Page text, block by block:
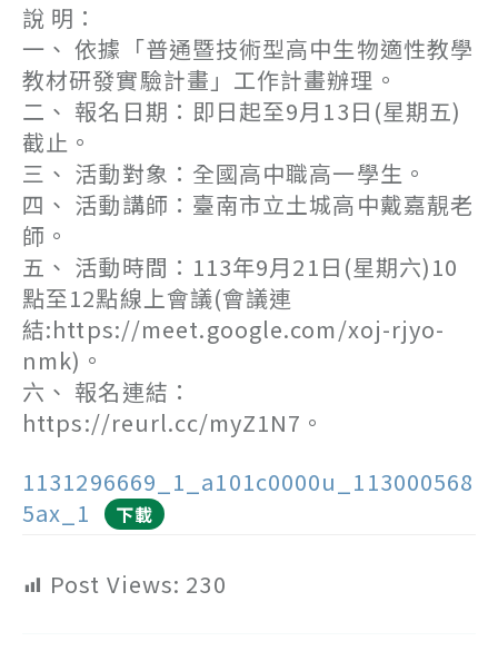
說 明：
一、 依據「普通暨技術型高中生物適性教學
教材研發實驗計畫」工作計畫辦理。
二、 報名日期：即日起至9月13日(星期五)
截止。
三、 活動對象：全國高中職高一學生。
四、 活動講師：臺南市立土城高中戴嘉靚老
師。
五、 活動時間：113年9月21日(星期六)10
點至12點線上會議(會議連
結:https://meet.google.com/xoj-rjyo-
nmk)。
六、 報名連結：
https://reurl.cc/myZ1N7。
1131296669_1_a101c0000u_113000568
5ax_1
下載
Post Views: 230